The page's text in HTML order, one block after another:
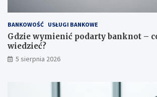
BANKOWOŚĆ USŁUGI BANKOWE
Gdzie wymienić podarty banknot –
wiedzieć?
5 sierpnia 2026